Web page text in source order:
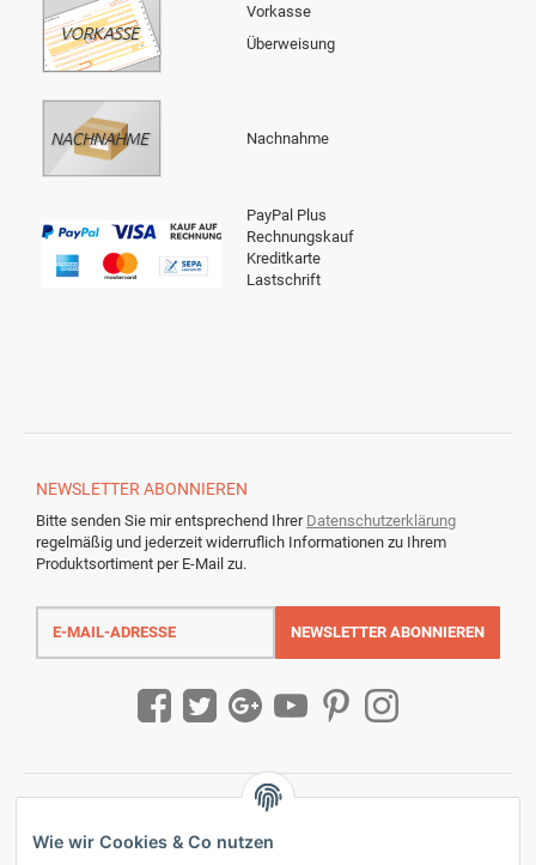
Vorkasse
Überweisung
Nachnahme
PayPal Plus
Rechnungskauf
Kreditkarte
Lastschrift
NEWSLETTER ABONNIEREN
Bitte senden Sie mir entsprechend Ihrer Datenschutzerklärung
regelmäßig und jederzeit widerruflich Informationen zu Ihrem
Produktsortiment per E-Mail zu.
E-
Mail-
NEWSLETTER ABONNIEREN
Wie wir Cookies & Co nutzen